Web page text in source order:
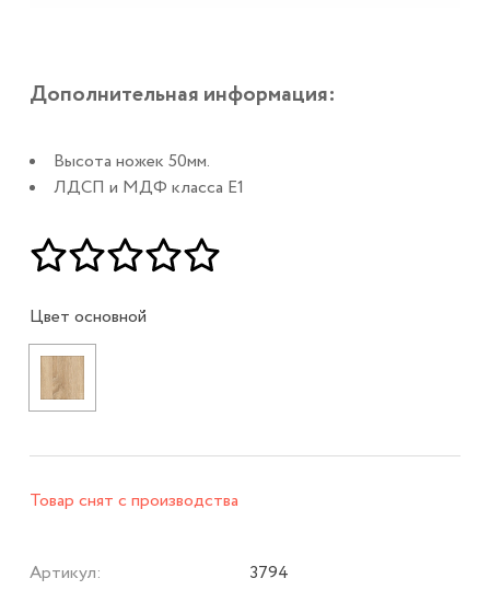
Дополнительная информация:
Высота ножек 50мм.
ЛДСП и МДФ класса Е1
Цвет основной
Товар снят с производства
Артикул: 3794